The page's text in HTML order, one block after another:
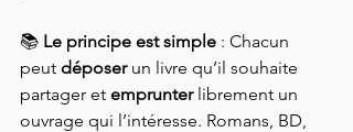
📚 Le principe est simple : Chacun
peut déposer un livre qu’il souhaite
partager et emprunter librement un
ouvrage qui l’intéresse. Romans, BD,